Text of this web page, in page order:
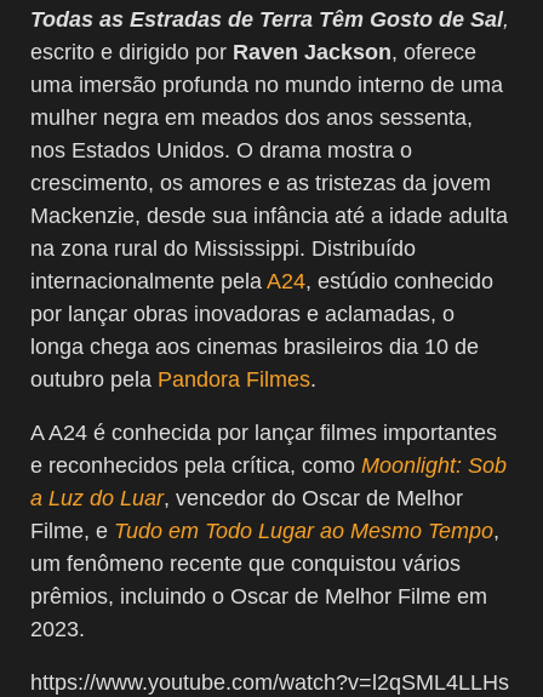
Todas as Estradas de Terra Têm Gosto de Sal,
escrito e dirigido por Raven Jackson, oferece
uma imersão profunda no mundo interno de uma
mulher negra em meados dos anos sessenta,
nos Estados Unidos. O drama mostra o
crescimento, os amores e as tristezas da jovem
Mackenzie, desde sua infância até a idade adulta
na zona rural do Mississippi. Distribuído
internacionalmente pela A24, estúdio conhecido
por lançar obras inovadoras e aclamadas, o
longa chega aos cinemas brasileiros dia 10 de
outubro pela Pandora Filmes.
A A24 é conhecida por lançar filmes importantes
e reconhecidos pela crítica, como Moonlight: Sob
a Luz do Luar, vencedor do Oscar de Melhor
Filme, e Tudo em Todo Lugar ao Mesmo Tempo,
um fenômeno recente que conquistou vários
prêmios, incluindo o Oscar de Melhor Filme em
2023.
https://www.youtube.com/watch?v=l2qSML4LLHs